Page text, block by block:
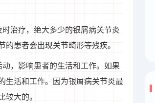
治疗，绝大多少的银屑病关节炎
患者会出现关节畸形等残疾。
，影响患者的生活和工作。如果
生活和工作。因为银屑病关节炎最
较大的。